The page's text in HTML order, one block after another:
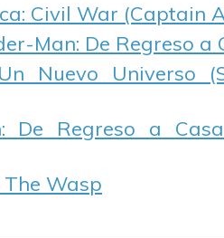
Civil War (Captain
Man: De Regreso a
Nuevo Universo
De Regreso a
Wasp